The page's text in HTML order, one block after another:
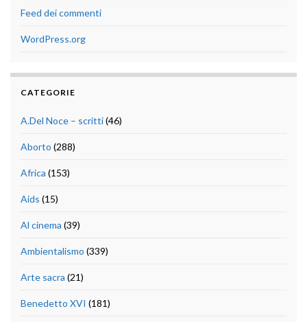
Feed dei commenti
WordPress.org
CATEGORIE
A.Del Noce – scritti(46)
Aborto (288)
Africa (153)
Aids (15)
Al cinema (39)
Ambientalismo (339)
Arte sacra (21)
Benedetto XVI (181)